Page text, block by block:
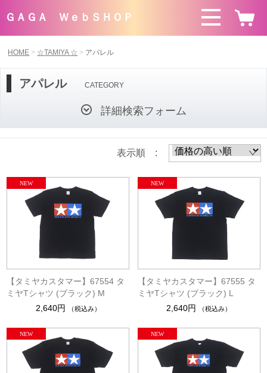
ＧＡＧＡ ＷｅｂＳＨＯＰ
HOME ☆TAMIYA ☆ アパレル
アパレル CATEGORY
詳細検索フォーム
表示順 :
【タミヤカスタマー】67554 タ
ミヤTシャツ (ブラック) M
2,640円
（税込み）
【タミヤカスタマー】67555 タ
ミヤTシャツ (ブラック) L
2,640円
（税込み）